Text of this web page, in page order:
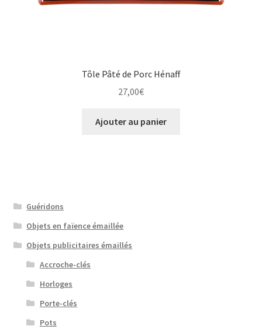
Tôle Pâté de Porc Hénaff
27,00€
Ajouter au panier
Guéridons
Objets en faïence émaillée
Objets publicitaires émaillés
Accroche-clés
Horloges
Porte-clés
Pots